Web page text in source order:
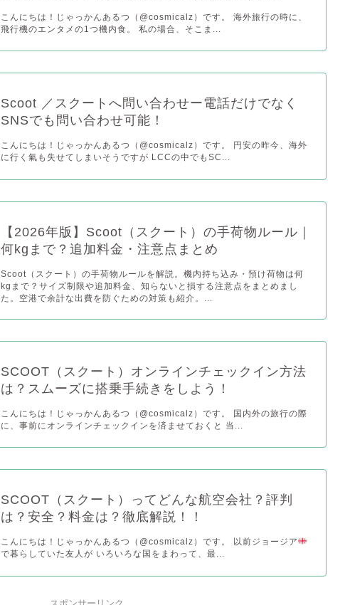
こんにちは！じゃっかんあるつ（@cosmicalz）です。 海外旅行の時に、
飛行機のエンタメの1つ機内食。 私の場合、そこま...
Scoot ／スクートへ問い合わせー電話だけでなく
SNSでも問い合わせ可能！
こんにちは！じゃっかんあるつ（@cosmicalz）です。 円安の昨今、海外
に行く氣も失せてしまいそうですが LCCの中でもSC...
【2026年版】Scoot（スクート）の手荷物ルール｜
何kgまで？追加料金・注意点まとめ
Scoot（スクート）の手荷物ルールを解説。機内持ち込み・預け荷物は何
kgまで？サイズ制限や追加料金、知らないと損する注意点をまとめまし
た。空港で余計な出費を防ぐための対策も紹介。...
SCOOT（スクート）オンラインチェックイン方法
は？スムーズに搭乗手続きをしよう！
こんにちは！じゃっかんあるつ（@cosmicalz）です。 国内外の旅行の際
に、事前にオンラインチェックインを済ませておくと 当...
SCOOT（スクート）ってどんな航空会社？評判
は？安全？料金は？徹底解説！！
こんにちは！じゃっかんあるつ（@cosmicalz）です。 以前ジョージア
で暮らしていた友人が いろいろな国をまわって、最...